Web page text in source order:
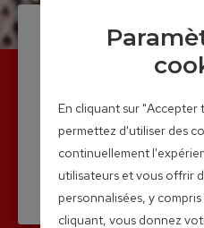
Energies
et
Chaleur et courant
combustion de bois
pellets
Plage de puissance :
thermiques
En cliquant sur
permettez d'utiliser des
continuellement
utilisateurs et vous offrir
personnalisées, y compris
cliquant, vous donnez